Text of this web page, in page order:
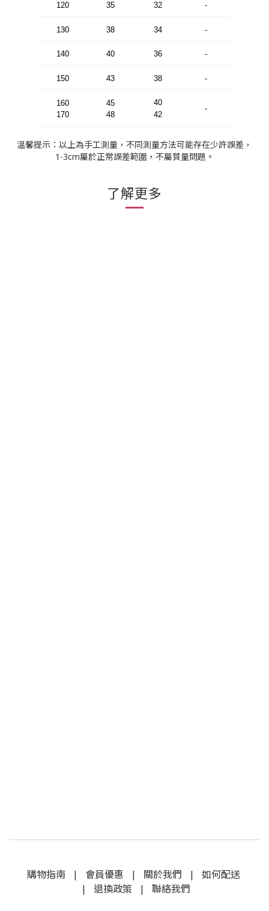
120 35 32 -
130 38 34 -
140 40 36 -
150 43 38 -
160
170
45
48
40
42
-
溫馨提示：以上為手工測量，不同測量方法可能存在少許誤差，
1-3cm屬於正常誤差範圍，不屬質量問題。
了解更多
購物指南| 會員優惠 | 關於我們 | 如何配送
| 退換政策 | 聯絡我們